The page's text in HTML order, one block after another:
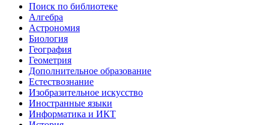
Поиск по библиотеке
Алгебра
Астрономия
Биология
География
Геометрия
Дополнительное образование
Естествознание
Изобразительное искусство
Иностранные языки
Информатика и ИКТ